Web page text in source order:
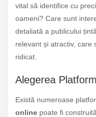
vital să identifice cu
oameni? Care sunt
detaliată a publicului
relevant și atractiv, care
ridicat.
Alegerea
Există numeroase
online poate fi